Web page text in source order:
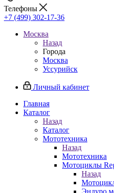
Телефоны
+7 (499) 302-17-36
Москва
Назад
Города
Москва
Уссурийск
Личный кабинет
Главная
Каталог
Назад
Каталог
Мототехника
Назад
Мототехника
Мотоциклы
Назад
Эндуро